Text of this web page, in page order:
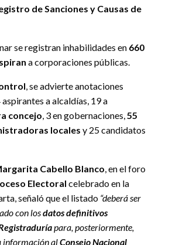
de Sanciones y Causas de
se registran inhabilidades en 660
a corporaciones públicas.
, se advierte anotaciones
a alcaldías, 19 a
concejo , 3 en gobernaciones, 55
locales y 25 candidatos
Cabello Blanco , en el foro
Electoral celebrado en la
señaló que el listado “deberá ser
con losdatos definitivos
para, posteriormente,
información alConsejo Nacional